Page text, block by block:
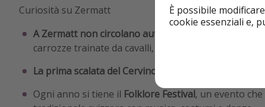
Curiosità su Zermatt
A Zermatt non circolano automobili
carrozze trainate da cavalli, funivie e trenini di
La prima scalata del Cervino
Ogni anno si tiene il Folklore Festival, un evento
È possibile
cookie essenziali e,